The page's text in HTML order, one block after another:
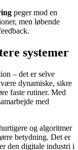
peger mod en
men løbende
systemer
– det er selve
være dynamiske, sikre
faste rutiner. Med
med
og algoritmer
betydning. Det er
den digitale industri i